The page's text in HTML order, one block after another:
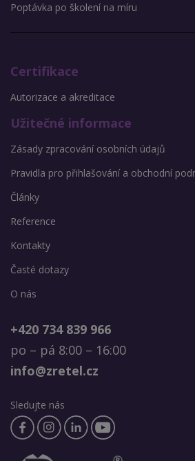
Poptávka po školení na míru
Certifikace
Autorizace a akreditace
Užitečné informace
Zásady zpracování osobních údajů
Pravidla pro přihlašování a obchodní
Články
Reference
Kontakty
Časté dotazy
O nás
+420 734 839 966
po – pá 8:00 – 16:00
info@zretel.cz
Sledujte nás